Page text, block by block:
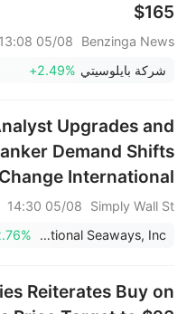
$165
Benzinga News
05/08 13:08
شركة بايلوسيتي +2.49%
Upgrades and
Demand Shifts
Change International
(INSW) Earnings
Narrative?
Simply Wall St
05/08 14:30
International Seaways, Inc.
Reiterates Buy on